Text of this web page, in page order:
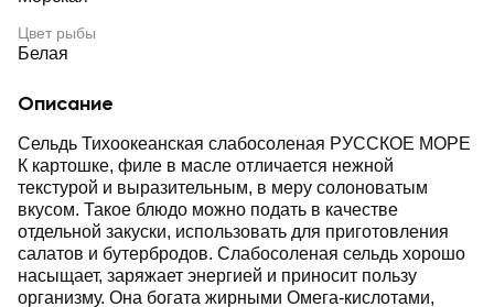
Цвет рыбы
Белая
Описание
Сельдь Тихоокеанская слабосоленая РУССКОЕ МОРЕ
К картошке, филе в масле отличается нежной
текстурой и выразительным, в меру солоноватым
вкусом. Такое блюдо можно подать в качестве
отдельной закуски, использовать для приготовления
салатов и бутербродов. Слабосоленая сельдь хорошо
насыщает, заряжает энергией и приносит пользу
организму. Она богата жирными Омега-кислотами,